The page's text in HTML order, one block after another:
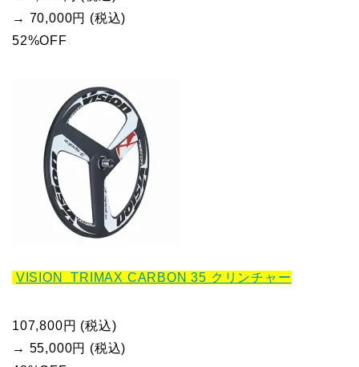
→ 70,000円 (税込)
52%OFF
VISION TRIMAX CARBON 35 クリンチャー
107,800円 (税込)
→ 55,000円 (税込)